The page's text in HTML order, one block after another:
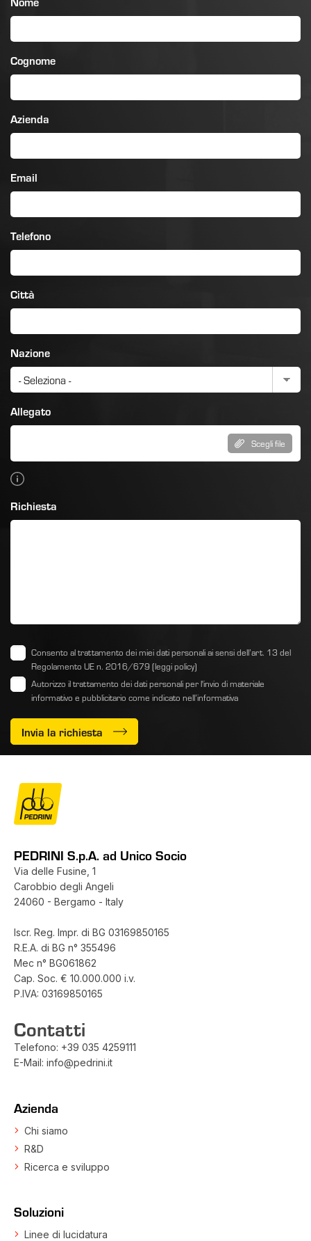
Cognome
Azienda
Email
Telefono
Città
Nazione
Allegato
Scegli file
Richiesta
Consento al trattamento dei miei dati personali ai sensi dell’art. 13 del
Regolamento UE n. 2016/679 (leggi policy)
Autorizzo il trattamento dei dati personali per l'invio di materiale
informativo e pubblicitario come indicato nell’informativa
Invia la richiesta
PEDRINI S.p.A. ad Unico Socio
Via delle Fusine, 1
Carobbio degli Angeli
24060 - Bergamo - Italy
Iscr. Reg. Impr. di BG 03169850165
R.E.A. di BG n° 355496
Mec n° BG061862
Cap. Soc. € 10.000.000 i.v.
P.IVA: 03169850165
Contatti
Telefono: +39 035 4259111
E-Mail: info@pedrini.it
Azienda
Chi siamo
R&D
Ricerca e sviluppo
Soluzioni
Linee di lucidatura